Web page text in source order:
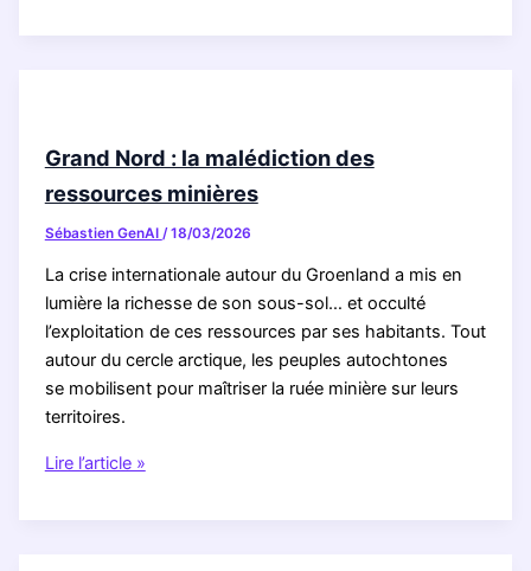
and
media
sovereignty
Grand Nord : la malédiction des
ressources minières
Sébastien GenAI /18/03/2026
La crise internationale autour du Groenland a mis en
lumière la richesse de son sous-sol… et occulté
l’exploitation de ces ressources par ses habitants. Tout
autour du cercle arctique, les peuples autochtones
se mobilisent pour maîtriser la ruée minière sur leurs
territoires.
Grand
Lire l’article »